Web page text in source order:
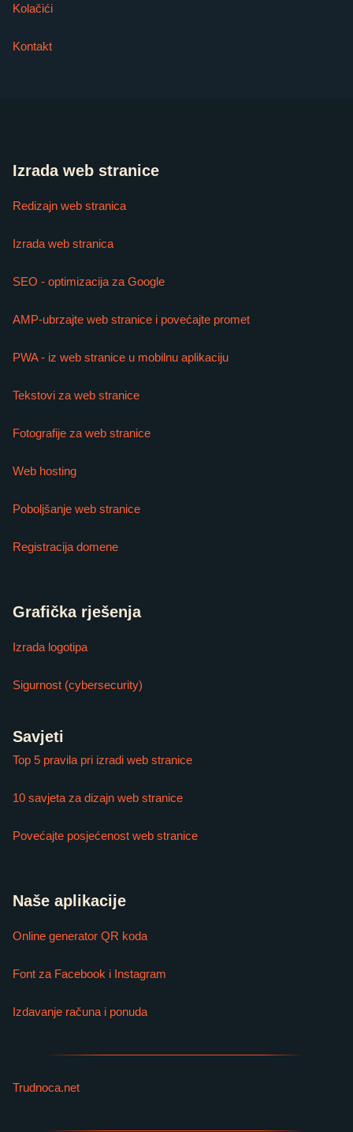
Kolačići
Kontakt
Izrada web stranice
Redizajn web stranica
Izrada web stranica
SEO - optimizacija za Google
AMP-ubrzajte web stranice i povećajte promet
PWA - iz web stranice u mobilnu aplikaciju
Tekstovi za web stranice
Fotografije za web stranice
Web hosting
Poboljšanje web stranice
Registracija domene
Grafička rješenja
Izrada logotipa
Sigurnost (cybersecurity)
Savjeti
Top 5 pravila pri izradi web stranice
10 savjeta za dizajn web stranice
Povećajte posjećenost web stranice
Naše aplikacije
Online generator QR koda
Font za Facebook i Instagram
Izdavanje računa i ponuda
Trudnoca.net